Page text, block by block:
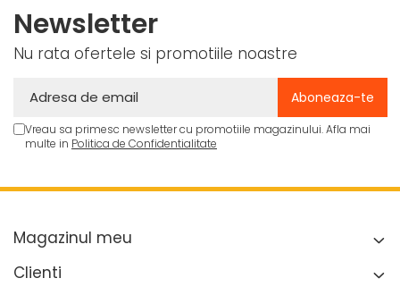
Newsletter
Nu rata ofertele si promotiile noastre
Vreau sa primesc newsletter cu promotiile magazinului. Afla mai
multe in Politica de Confidentialitate
Magazinul meu
Clienti